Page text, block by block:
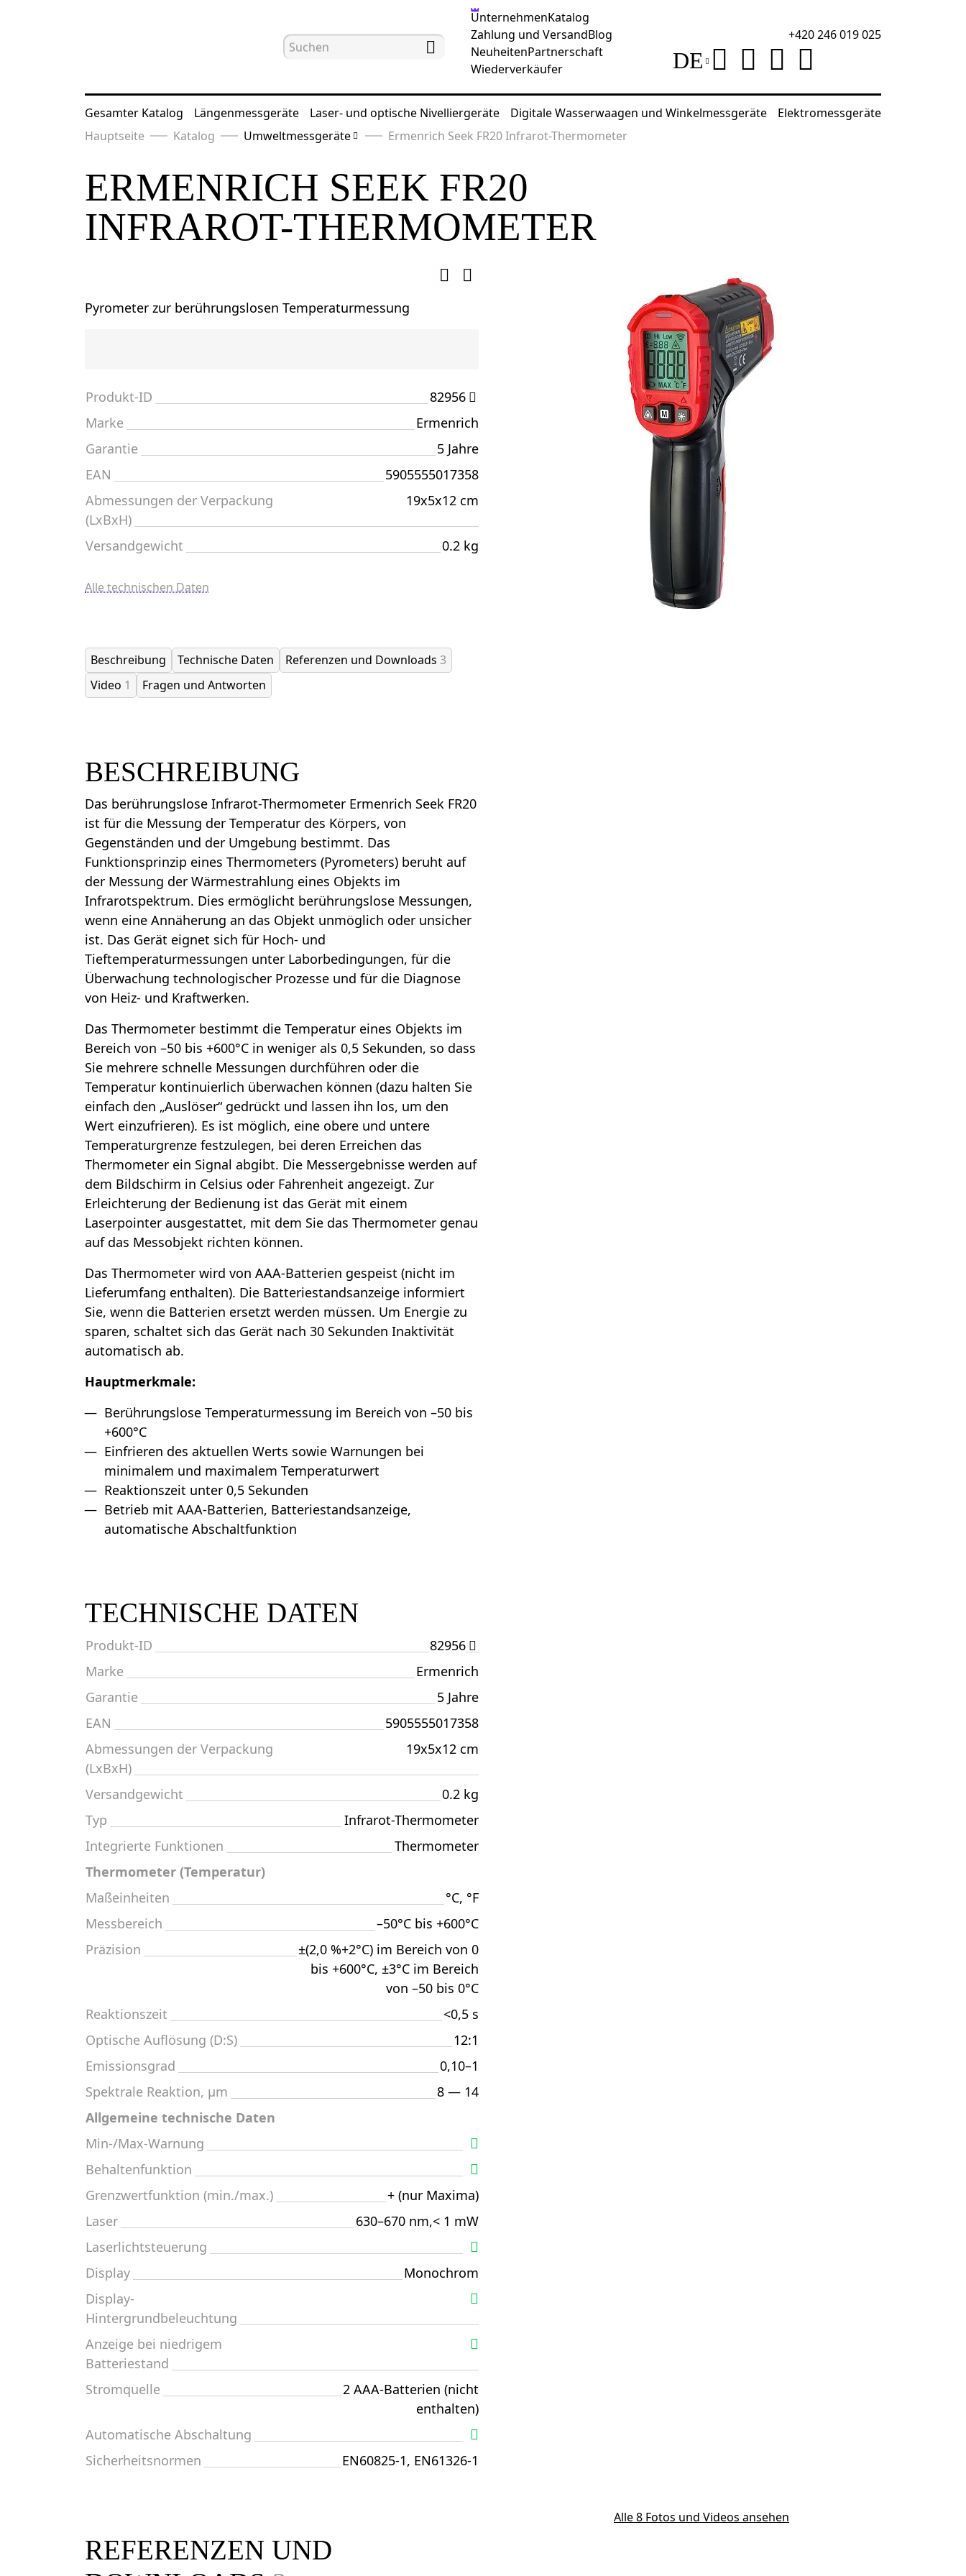
UnternehmenKatalog
Zahlung und VersandBlog
NeuheitenPartnerschaft
Wiederverkäufer
+420 246 019 025
DE
Gesamter Katalog Längenmessgeräte Laser- und optische Nivelliergeräte Digitale Wasserwaagen und Winkelmessgeräte
Elektromessgeräte
Hauptseite
Katalog Umweltmessgeräte Ermenrich Seek FR20 Infrarot-Thermometer
ERMENRICH SEEK FR20
INFRAROT-THERMOMETER
Alle 8 Fotos und Videos ansehen
Pyrometer zur berührungslosen Temperaturmessung
Produkt-ID
82956
Marke
Ermenrich
Garantie
5 Jahre
EAN
5905555017358
Abmessungen der Verpackung
(LxBxH)
19x5x12 cm
Versandgewicht 0.2 kg
Alle technischen Daten
Beschreibung Technische Daten Referenzen und Downloads 3
Video 1 Fragen und Antworten
BESCHREIBUNG
Das berührungslose Infrarot-Thermometer Ermenrich Seek FR20
ist für die Messung der Temperatur des Körpers, von
Gegenständen und der Umgebung bestimmt. Das
Funktionsprinzip eines Thermometers (Pyrometers) beruht auf
der Messung der Wärmestrahlung eines Objekts im
Infrarotspektrum. Dies ermöglicht berührungslose Messungen,
wenn eine Annäherung an das Objekt unmöglich oder unsicher
ist. Das Gerät eignet sich für Hoch- und
Tieftemperaturmessungen unter Laborbedingungen, für die
Überwachung technologischer Prozesse und für die Diagnose
von Heiz- und Kraftwerken.
Das Thermometer bestimmt die Temperatur eines Objekts im
Bereich von –50 bis +600°C in weniger als 0,5 Sekunden, so dass
Sie mehrere schnelle Messungen durchführen oder die
Temperatur kontinuierlich überwachen können (dazu halten Sie
einfach den „Auslöser“ gedrückt und lassen ihn los, um den
Wert einzufrieren). Es ist möglich, eine obere und untere
Temperaturgrenze festzulegen, bei deren Erreichen das
Thermometer ein Signal abgibt. Die Messergebnisse werden auf
dem Bildschirm in Celsius oder Fahrenheit angezeigt. Zur
Erleichterung der Bedienung ist das Gerät mit einem
Laserpointer ausgestattet, mit dem Sie das Thermometer genau
auf das Messobjekt richten können.
Das Thermometer wird von AAA-Batterien gespeist (nicht im
Lieferumfang enthalten). Die Batteriestandsanzeige informiert
Sie, wenn die Batterien ersetzt werden müssen. Um Energie zu
sparen, schaltet sich das Gerät nach 30 Sekunden Inaktivität
automatisch ab.
Hauptmerkmale:
Berührungslose Temperaturmessung im Bereich von –50 bis
+600°C
Einfrieren des aktuellen Werts sowie Warnungen bei
minimalem und maximalem Temperaturwert
Reaktionszeit unter 0,5 Sekunden
Betrieb mit AAA-Batterien, Batteriestandsanzeige,
automatische Abschaltfunktion
TECHNISCHE DATEN
Produkt-ID
82956
Marke
Ermenrich
Garantie
5 Jahre
EAN
5905555017358
Abmessungen der Verpackung
(LxBxH)
19x5x12 cm
Versandgewicht
0.2 kg
Typ
Infrarot-Thermometer
Integrierte Funktionen
Thermometer
Thermometer (Temperatur)
Maßeinheiten
°C, °F
Messbereich
–50°C bis +600°C
Präzision
±(2,0 %+2°C) im Bereich von 0
bis +600°C, ±3°C im Bereich
von –50 bis 0°C
Reaktionszeit
<0,5 s
Optische Auflösung (D:S)
12:1
Emissionsgrad
0,10–1
Spektrale Reaktion, μm
8 — 14
Allgemeine technische Daten
Min-/Max-Warnung
Behaltenfunktion
Grenzwertfunktion (min./max.)
+ (nur Maxima)
Laser
630–670 nm,< 1 mW
Laserlichtsteuerung
Display
Monochrom
Display-
Hintergrundbeleuchtung
Anzeige bei niedrigem
Batteriestand
Stromquelle
2 AAA-Batterien (nicht
enthalten)
Automatische Abschaltung
Sicherheitsnormen
EN60825-1, EN61326-1
REFERENZEN UND